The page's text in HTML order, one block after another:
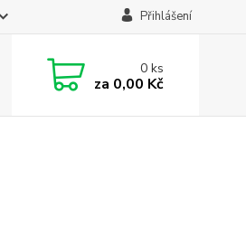
Přihlášení
0ks
za 0,00 Kč